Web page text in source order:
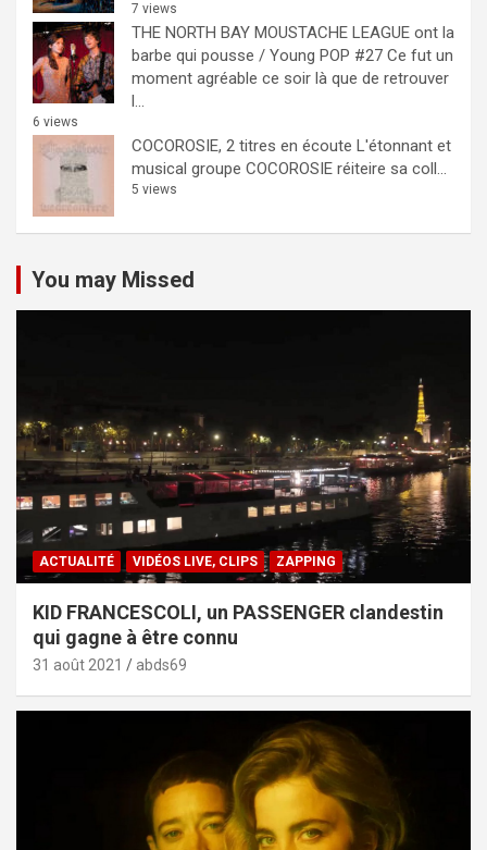
7 views
THE NORTH BAY MOUSTACHE LEAGUE ont la
barbe qui pousse / Young POP #27 Ce fut un
moment agréable ce soir là que de retrouver
l...
6 views
COCOROSIE, 2 titres en écoute L'étonnant et
musical groupe COCOROSIE réiteire sa coll...
5 views
You may Missed
ACTUALITÉ VIDÉOS LIVE, CLIPS ZAPPING
KID FRANCESCOLI, un PASSENGER clandestin
qui gagne à être connu
31 août 2021 abds69